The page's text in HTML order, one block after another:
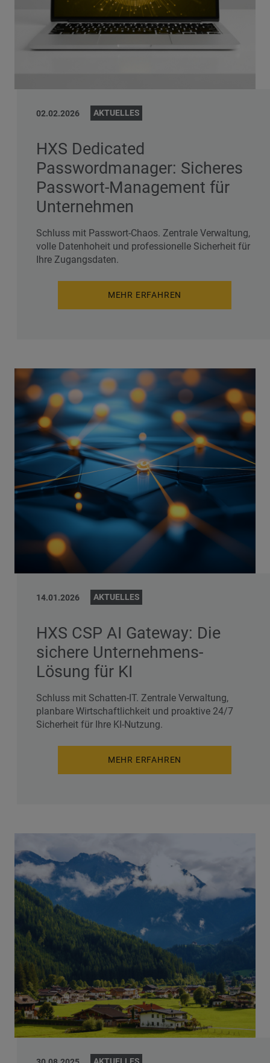
02.02.2026 AKTUELLES
HXS Dedicated
Passwordmanager: Sicheres
Passwort‑Management für
Unternehmen
Schluss mit Passwort‑Chaos. Zentrale Verwaltung,
volle Datenhoheit und professionelle Sicherheit für
Ihre Zugangsdaten.
MEHR ERFAHREN
14.01.2026 AKTUELLES
HXS CSP AI Gateway: Die
sichere Unternehmens-
Lösung für KI
Schluss mit Schatten-IT. Zentrale Verwaltung,
planbare Wirtschaftlichkeit und proaktive 24/7
Sicherheit für Ihre KI-Nutzung.
MEHR ERFAHREN